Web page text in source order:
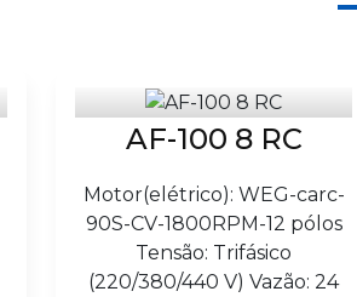
AF-100 8 RC
Motor(elétrico): WEG-carc-
90S-CV-1800RPM-12 pólos
Tensão: Trifásico
(220/380/440 V) Vazão: 24